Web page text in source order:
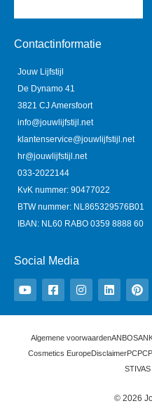
Contactinformatie
Jouw Lijfstijl
De Dynamo 41
3821 CJ Amersfoort
info@jouwlijfstijl.net
klantenservice@jouwlijfstijl.net
hr@jouwlijfstijl.net
033-2022144
KvK nummer: 90477022
BTW nummer: NL865329576B01
IBAN: NL60 RABO 0359 8888 60
Social Media
o
u
t
u
a
c
e
b
o
k
-
n
s
t
a
r
m
i
n
k
e
i
n
i
n
t
e
e
s
t
Algemene voorwaardenANBOS
Cosmetics EuropeDisclaimerPCPC
STIVAS
© 2026